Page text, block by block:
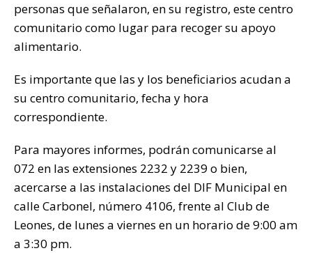
personas que señalaron, en su registro, este centro
comunitario como lugar para recoger su apoyo
alimentario.
Es importante que las y los beneficiarios acudan a
su centro comunitario, fecha y hora
correspondiente.
Para mayores informes, podrán comunicarse al
072 en las extensiones 2232 y 2239 o bien,
acercarse a las instalaciones del DIF Municipal en
calle Carbonel, número 4106, frente al Club de
Leones, de lunes a viernes en un horario de 9:00 am
a 3:30 pm.